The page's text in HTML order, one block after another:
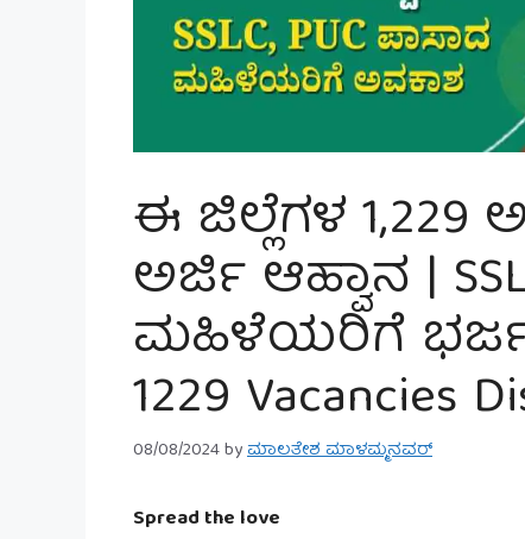
ಈ ಜಿಲ್ಲೆಗಳ 1,229
ಅರ್ಜಿ ಆಹ್ವಾನ |
ಮಹಿಳೆಯರಿಗೆ ಭರ್ಜರಿ
1229 Vacancies
08/08/2024byಮಾಲತೇಶ ಮಾಳಮ್ಮನವರ್
Spread the love